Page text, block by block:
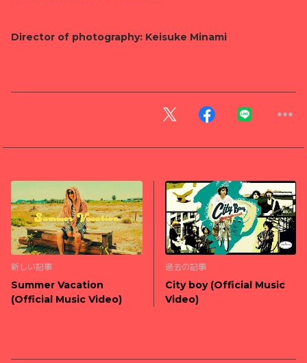
Director of photography: Keisuke Minami
新しい記事
Summer Vacation
(Official Music Video)
過去の記事
City boy (Official Music
Video)